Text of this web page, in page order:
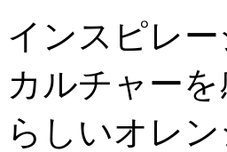
インスピレ
カルチャー
らしいオレ